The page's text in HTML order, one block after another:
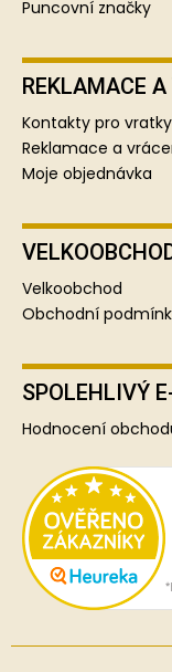
Puncovní značky
REKLAMACE
Kontakty pro
Reklamace a
Moje objednávka
Velkoobchod
Obchodní
SPOLEHLIVÝ
Hodnocení